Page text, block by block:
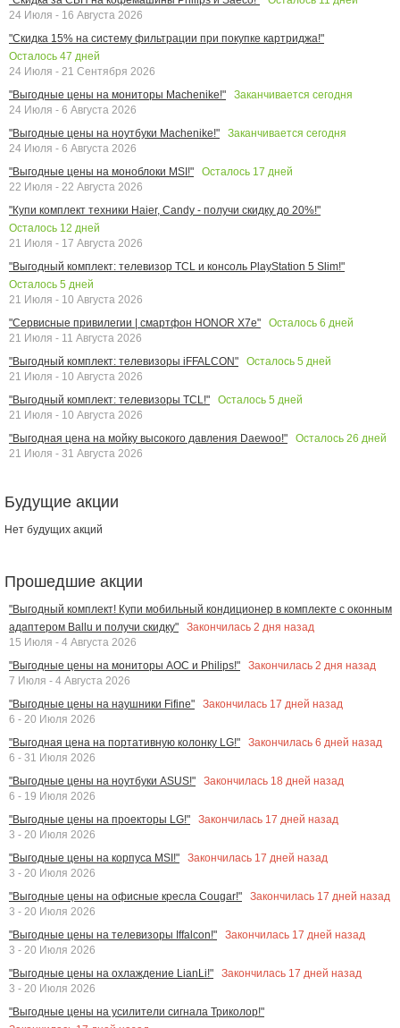
24 Июля - 16 Августа 2026
"Скидка 15% на систему фильтрации при покупке картриджа!"
Осталось 47 дней
24 Июля - 21 Сентября 2026
"Выгодные цены на мониторы Machenike!"
Заканчивается сегодня
24 Июля - 6 Августа 2026
"Выгодные цены на ноутбуки Machenike!"
Заканчивается сегодня
24 Июля - 6 Августа 2026
"Выгодные цены на моноблоки MSI!"
Осталось 17 дней
22 Июля - 22 Августа 2026
"Купи комплект техники Haier, Candy - получи скидку до 20%!"
Осталось 12 дней
21 Июля - 17 Августа 2026
"Выгодный комплект: телевизор TCL и консоль PlayStation 5 Slim!"
Осталось 5 дней
21 Июля - 10 Августа 2026
"Сервисные привилегии | смартфон HONOR X7e"
Осталось 6 дней
21 Июля - 11 Августа 2026
"Выгодный комплект: телевизоры iFFALCON"
Осталось 5 дней
21 Июля - 10 Августа 2026
"Выгодный комплект: телевизоры TCL!"
Осталось 5 дней
21 Июля - 10 Августа 2026
"Выгодная цена на мойку высокого давления Daewoo!"
Осталось 26 дней
21 Июля - 31 Августа 2026
Будущие акции
Нет будущих акций
Прошедшие акции
"Выгодный комплект! Купи мобильный кондиционер в комплекте с оконным
адаптером Ballu и получи скидку"
Закончилась 2 дня назад
15 Июля - 4 Августа 2026
"Выгодные цены на мониторы AOC и Philips!"
Закончилась 2 дня назад
7 Июля - 4 Августа 2026
"Выгодные цены на наушники Fifine"
Закончилась 17 дней назад
6 - 20 Июля 2026
"Выгодная цена на портативную колонку LG!"
Закончилась 6 дней назад
6 - 31 Июля 2026
"Выгодные цены на ноутбуки ASUS!"
Закончилась 18 дней назад
6 - 19 Июля 2026
"Выгодные цены на проекторы LG!"
Закончилась 17 дней назад
3 - 20 Июля 2026
"Выгодные цены на корпуса MSI!"
Закончилась 17 дней назад
3 - 20 Июля 2026
"Выгодные цены на офисные кресла Cougar!"
Закончилась 17 дней назад
3 - 20 Июля 2026
"Выгодные цены на телевизоры Iffalcon!"
Закончилась 17 дней назад
3 - 20 Июля 2026
"Выгодные цены на охлаждение LianLi!"
Закончилась 17 дней назад
3 - 20 Июля 2026
"Выгодные цены на усилители сигнала Триколор!"